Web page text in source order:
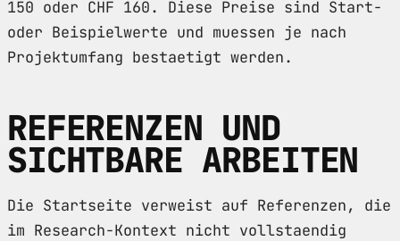
150 oder CHF 160. Diese Preise sind Start-
oder Beispielwerte und muessen je nach
Projektumfang bestaetigt werden.
REFERENZEN UND
SICHTBARE ARBEITEN
Die Startseite verweist auf Referenzen, die
im Research-Kontext nicht vollstaendig